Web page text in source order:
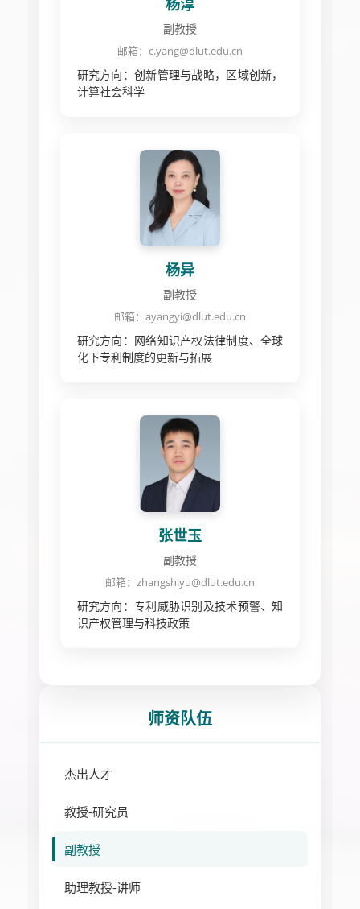
师资队伍
杰出人才
教授-研究员
副教授
助理教授-讲师
杨淳
副教授
邮箱：c.yang@dlut.edu.cn
研究方向：创新管理与战略，区域创新，
计算社会科学
杨异
副教授
邮箱：ayangyi@dlut.edu.cn
研究方向：网络知识产权法律制度、全球
化下专利制度的更新与拓展
张世玉
副教授
邮箱：zhangshiyu@dlut.edu.cn
研究方向：专利威胁识别及技术预警、知
识产权管理与科技政策